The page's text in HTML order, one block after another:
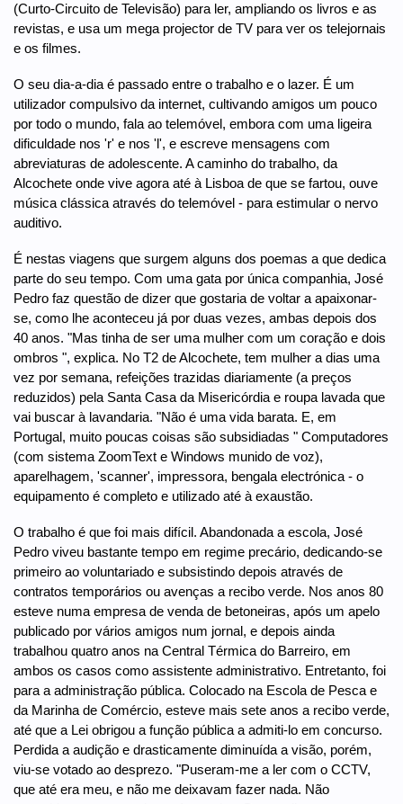
(Curto-Circuito de Televisão) para ler, ampliando os livros e as
revistas, e usa um mega projector de TV para ver os telejornais
e os filmes.
O seu dia-a-dia é passado entre o trabalho e o lazer. É um
utilizador compulsivo da internet, cultivando amigos um pouco
por todo o mundo, fala ao telemóvel, embora com uma ligeira
dificuldade nos 'r' e nos 'l', e escreve mensagens com
abreviaturas de adolescente. A caminho do trabalho, da
Alcochete onde vive agora até à Lisboa de que se fartou, ouve
música clássica através do telemóvel - para estimular o nervo
auditivo.
É nestas viagens que surgem alguns dos poemas a que dedica
parte do seu tempo. Com uma gata por única companhia, José
Pedro faz questão de dizer que gostaria de voltar a apaixonar-
se, como lhe aconteceu já por duas vezes, ambas depois dos
40 anos. "Mas tinha de ser uma mulher com um coração e dois
ombros ", explica. No T2 de Alcochete, tem mulher a dias uma
vez por semana, refeições trazidas diariamente (a preços
reduzidos) pela Santa Casa da Misericórdia e roupa lavada que
vai buscar à lavandaria. "Não é uma vida barata. E, em
Portugal, muito poucas coisas são subsidiadas " Computadores
(com sistema ZoomText e Windows munido de voz),
aparelhagem, 'scanner', impressora, bengala electrónica - o
equipamento é completo e utilizado até à exaustão.
O trabalho é que foi mais difícil. Abandonada a escola, José
Pedro viveu bastante tempo em regime precário, dedicando-se
primeiro ao voluntariado e subsistindo depois através de
contratos temporários ou avenças a recibo verde. Nos anos 80
esteve numa empresa de venda de betoneiras, após um apelo
publicado por vários amigos num jornal, e depois ainda
trabalhou quatro anos na Central Térmica do Barreiro, em
ambos os casos como assistente administrativo. Entretanto, foi
para a administração pública. Colocado na Escola de Pesca e
da Marinha de Comércio, esteve mais sete anos a recibo verde,
até que a Lei obrigou a função pública a admiti-lo em concurso.
Perdida a audição e drasticamente diminuída a visão, porém,
viu-se votado ao desprezo. "Puseram-me a ler com o CCTV,
que até era meu, e não me deixavam fazer nada. Não